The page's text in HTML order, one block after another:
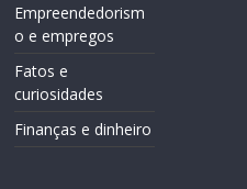
Empreendedorism
o e empregos
Fatos e
curiosidades
Finanças e dinheiro